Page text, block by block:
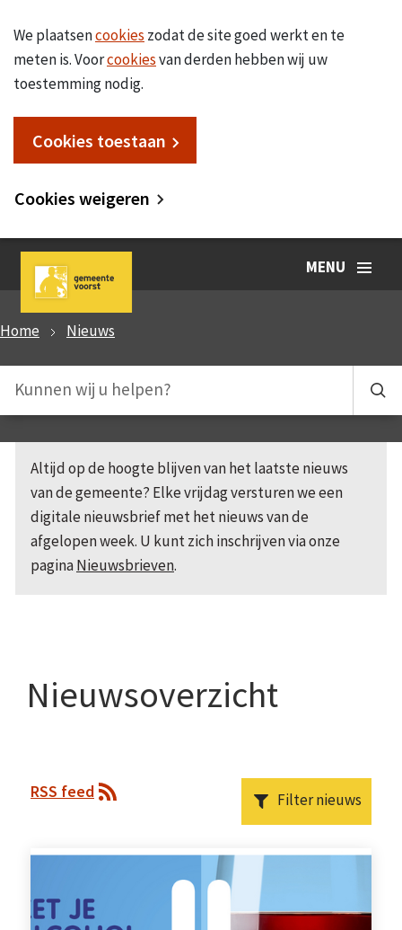
We plaatsencookies zodat de site goed werkt en te
meten is. Voorcookiesvan derden hebben wij uw
toestemming nodig.
Cookies toestaan
Cookies weigeren
MENU
Home Nieuws
Altijd op de hoogte blijven van het laatste nieuws
van de gemeente? Elke vrijdag versturen we een
digitale nieuwsbrief met het nieuws van de
afgelopen week. U kunt zich inschrijven via onze
paginaNieuwsbrieven.
Nieuwsoverzicht
RSS feed Filter nieuws